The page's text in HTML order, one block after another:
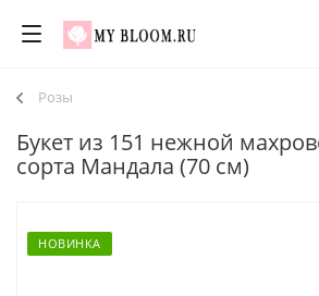
Розы
Букет из 151 нежной
сорта Мандала (70 см)
НОВИНКА